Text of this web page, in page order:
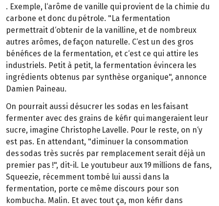
. Exemple, l‘arôme de vanille qui provient de la chimie du
carbone et donc du pétrole. "La fermentation
permettrait d‘obtenir de la vanilline, et de nombreux
autres arômes, de façon naturelle. C‘est un des gros
bénéfices de la fermentation, et c‘est ce qui attire les
industriels. Petit à petit, la fermentation évincera les
ingrédients obtenus par synthèse organique", annonce
Damien Paineau.
On pourrait aussi désucrer les sodas en les faisant
fermenter avec des grains de kéfir qui mangeraient leur
sucre, imagine Christophe Lavelle. Pour le reste, on n‘y
est pas. En attendant, "diminuer la consommation
des sodas très sucrés par remplacement serait déjà un
premier pas !", dit-il. Le youtubeur aux 19 millions de fans,
Squeezie, récemment tombé lui aussi dans la
fermentation, porte ce même discours pour son
kombucha. Malin. Et avec tout ça, mon kéfir dans